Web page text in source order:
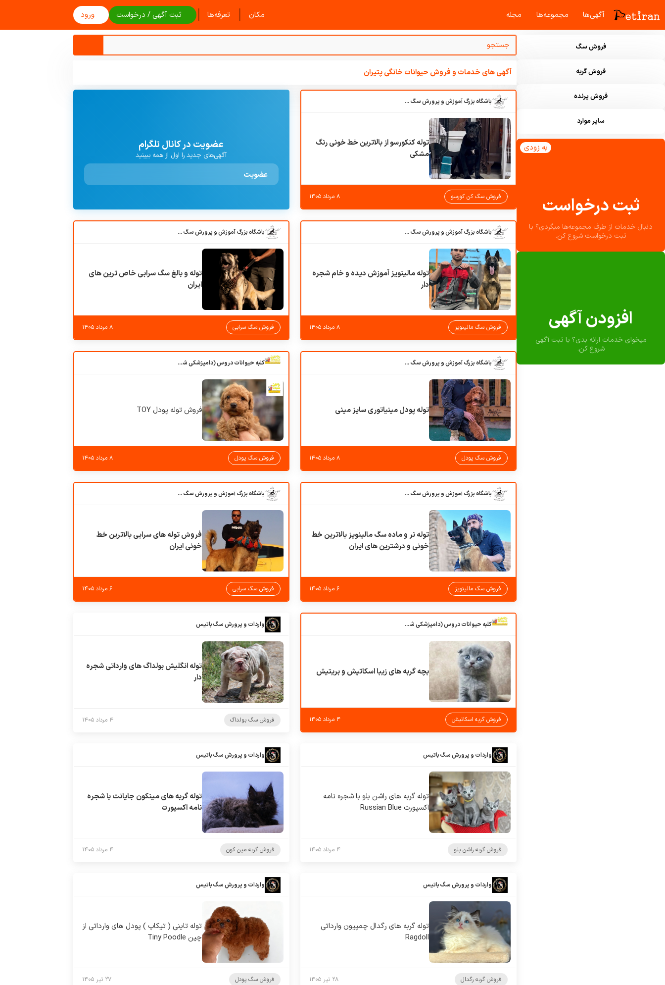
آگهی‌ها مجموعه‌ها مجله‌ مکان | تعرفه‌ها | ثبت آگهی / درخواست ورود
فروش سگ
فروش گربه
فروش پرنده
سایر موارد
ثبت درخواست
دنبال خدمات از طرف مجموعه‌ها میگردی؟ با
ثبت درخواست شروع کن.
به زودی
افزودن آگهی
میخوای خدمات ارائه بدی؟ با ثبت آگهی
شروع کن.
آگهی های خدمات و فروش حیوانات خانگی پتیران
باشگاه بزرگ آموزش و پرورش سگ کوهرج کنل
توله کنکورسو از بالاترین خط خونی رنگ
مشکی
فروش سگ کن کورسو ۸ مرداد ۱۴۰۵
عضویت در کانال تلگرام
آگهی‌های جدید را اول از همه ببینید
عضویت
باشگاه بزرگ آموزش و پرورش سگ کوهرج کنل
توله مالینویز آموزش دیده و خام شجره
دار
فروش سگ مالینویز ۸ مرداد ۱۴۰۵
باشگاه بزرگ آموزش و پرورش سگ کوهرج کنل
توله و بالغ سگ سرابی خاص ترین های
ایران
فروش سگ سرابی ۸ مرداد ۱۴۰۵
باشگاه بزرگ آموزش و پرورش سگ کوهرج کنل
توله پودل مینیاتوری سایز مینی
فروش سگ پودل ۸ مرداد ۱۴۰۵
کلبه حیوانات دروس (دامپزشکی شهرزاد)
فروش توله پودل TOY
فروش سگ پودل ۸ مرداد ۱۴۰۵
باشگاه بزرگ آموزش و پرورش سگ کوهرج کنل
توله نر و ماده سگ مالینویز بالاترین خط
خونی و درشترین های ایران
فروش سگ مالینویز ۶ مرداد ۱۴۰۵
باشگاه بزرگ آموزش و پرورش سگ کوهرج کنل
فروش توله های سرابی بالاترین خط
خونی ایران
فروش سگ سرابی ۶ مرداد ۱۴۰۵
کلبه حیوانات دروس (دامپزشکی شهرزاد)
بچه گربه های زیبا اسکاتیش و بریتیش
فروش گربه اسکاتیش ۴ مرداد ۱۴۰۵
واردات و پرورش سگ باتیس
توله انگلیش بولداگ های وارداتی شجره
دار
فروش سگ بولداگ ۴ مرداد ۱۴۰۵
واردات و پرورش سگ باتیس
توله گربه های راشن بلو با شجره نامه
اکسپورت Russian Blue
فروش گربه راشن بلو ۴ مرداد ۱۴۰۵
واردات و پرورش سگ باتیس
توله گربه های مینکون جایانت با شجره
نامه اکسپورت
فروش گربه مین کون ۴ مرداد ۱۴۰۵
واردات و پرورش سگ باتیس
توله گربه های رگدال چمپیون وارداتی
Ragdoll
فروش گربه رگدال ۲۸ تیر ۱۴۰۵
واردات و پرورش سگ باتیس
توله تاینی ( تیکاپ ) پودل های وارداتی از
چین Tiny Poodle
فروش سگ پودل ۲۷ تیر ۱۴۰۵